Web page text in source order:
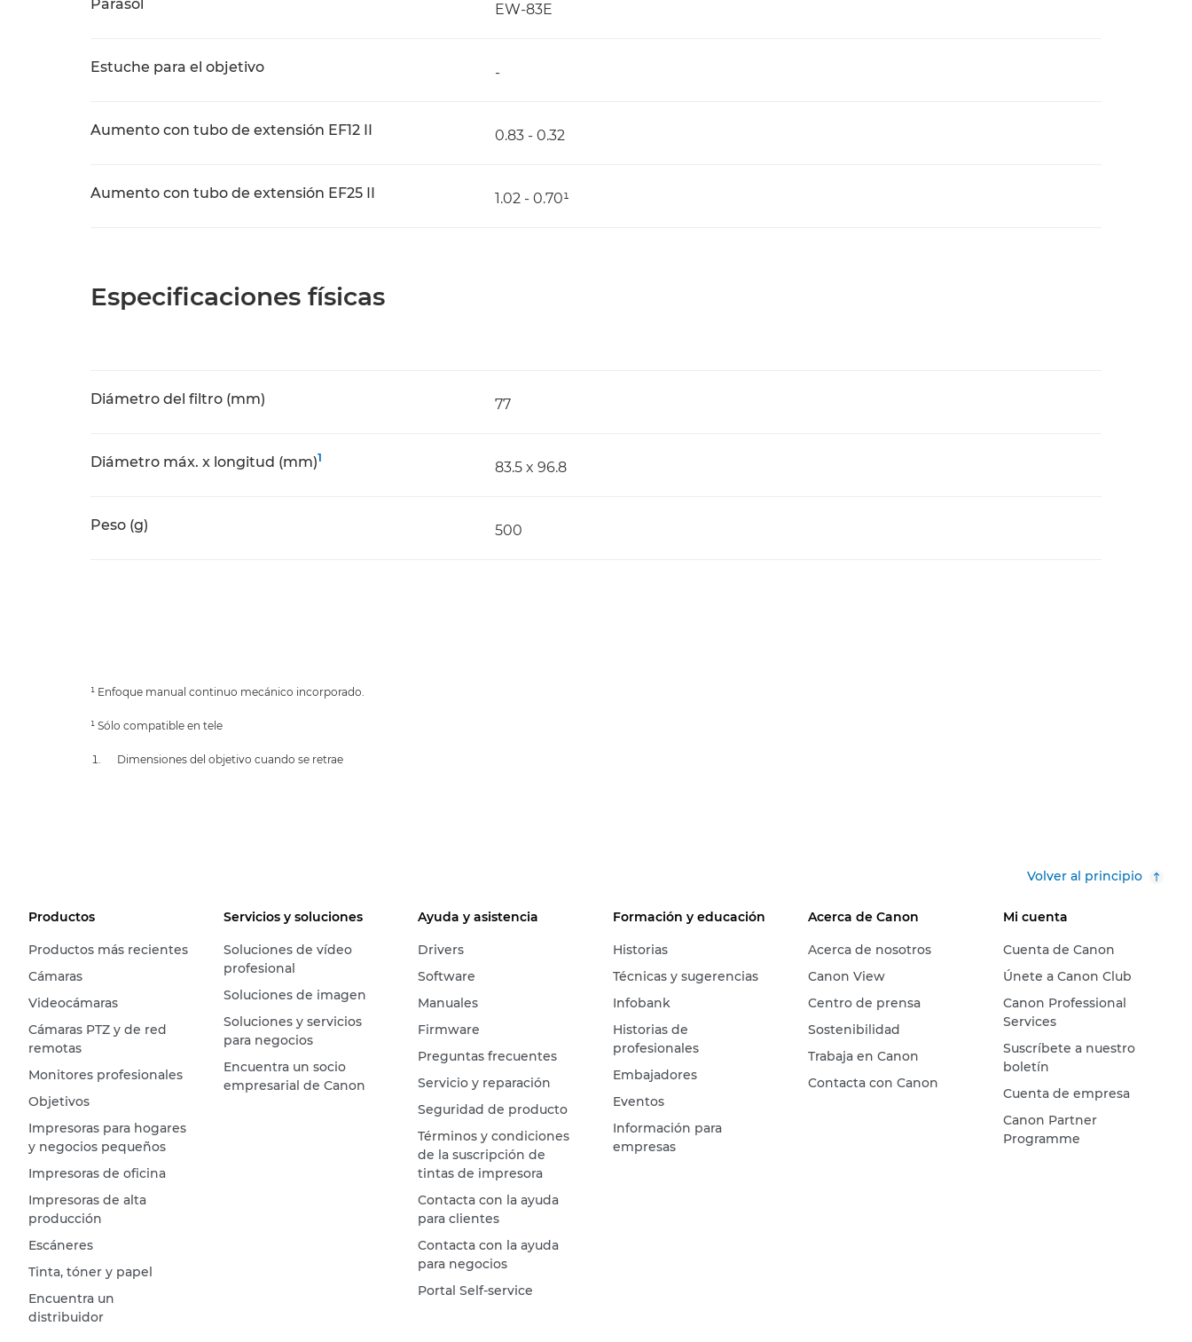
Parasol EW-83E
Estuche para el objetivo -
Aumento con tubo de extensión EF12 II 0.83 - 0.32
Aumento con tubo de extensión EF25 II 1.02 - 0.70¹
Especificaciones físicas
Diámetro del filtro (mm) 77
Diámetro máx. x longitud (mm)1
83.5 x 96.8
Peso (g) 500
¹ Enfoque manual continuo mecánico incorporado.
¹ Sólo compatible en tele
Dimensiones del objetivo cuando se retrae
Volver al principio
Productos
Productos más recientes
Cámaras
Videocámaras
Cámaras PTZ y de red
remotas
Monitores profesionales
Objetivos
Impresoras para hogares
y negocios pequeños
Impresoras de oficina
Impresoras de alta
producción
Escáneres
Tinta, tóner y papel
Encuentra un
distribuidor
Servicios y soluciones
Soluciones de vídeo
profesional
Soluciones de imagen
Soluciones y servicios
para negocios
Encuentra un socio
empresarial de Canon
Ayuda y asistencia
Drivers
Software
Manuales
Firmware
Preguntas frecuentes
Servicio y reparación
Seguridad de producto
Términos y condiciones
de la suscripción de
tintas de impresora
Contacta con la ayuda
para clientes
Contacta con la ayuda
para negocios
Portal Self-service
Formación y educación
Historias
Técnicas y sugerencias
Infobank
Historias de
profesionales
Embajadores
Eventos
Información para
empresas
Acerca de Canon
Acerca de nosotros
Canon View
Centro de prensa
Sostenibilidad
Trabaja en Canon
Contacta con Canon
Mi cuenta
Cuenta de Canon
Únete a Canon Club
Canon Professional
Services
Suscríbete a nuestro
boletín
Cuenta de empresa
Canon Partner
Programme